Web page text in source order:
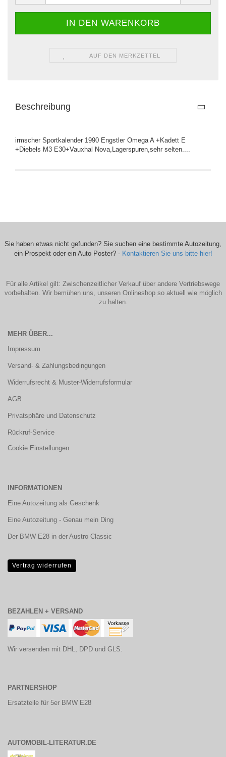
AUF DEN MERKZETTEL
Beschreibung
irmscher Sportkalender 1990 Engstler Omega A +Kadett E
+Diebels M3 E30+Vauxhal Nova,Lagerspuren,sehr selten....
Sie haben etwas nicht gefunden? Sie suchen eine bestimmte Autozeitung,
ein Prospekt oder ein Auto Poster? - Kontaktieren Sie uns bitte hier!
Für alle Artikel gilt: Zwischenzeitlicher Verkauf über andere Vertriebswege
vorbehalten. Wir bemühen uns, unseren Onlineshop so aktuell wie möglich
zu halten.
MEHR ÜBER...
Impressum
Versand- & Zahlungsbedingungen
Widerrufsrecht & Muster-Widerrufsformular
AGB
Privatsphäre und Datenschutz
Rückruf-Service
Cookie Einstellungen
INFORMATIONEN
Eine Autozeitung als Geschenk
Eine Autozeitung - Genau mein Ding
Der BMW E28 in der Austro Classic
Vertrag widerrufen
BEZAHLEN + VERSAND
Wir versenden mit DHL, DPD und GLS.
PARTNERSHOP
Ersatzteile für 5er BMW E28
AUTOMOBIL-LITERATUR.DE